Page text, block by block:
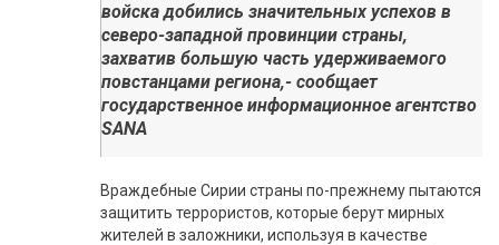
войска добились значительных успехов в
северо-западной провинции страны,
захватив большую часть удерживаемого
повстанцами региона,- сообщает
государственное информационное агентство
SANA
Враждебные Сирии страны по-прежнему пытаются
защитить террористов, которые берут мирных
жителей в заложники, используя в качестве